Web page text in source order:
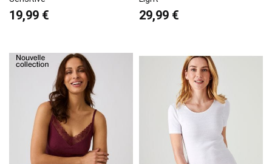
19,99 € 29,99 €